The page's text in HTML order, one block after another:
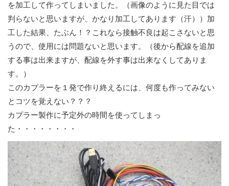
を加工して作ってしまいました。（画像のように見た目では
判らないと思いますが、かなり加工してあります（汗））加
工した結果、たぶん！？これなら接触不良は起こさないと思
うので、使用には問題ないと思います。（後から配線を追加
する事は出来ますが、配線を外す事は出来なくしてありま
す。）
このカプラーを１発で作り終えるには、何度も作ってみない
とコツを覚えない？？？
カプラー製作に予定外の時間を使ってしまっ
た・・・・・・・・